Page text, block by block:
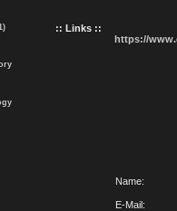
:: Links ::
https://
Name:
E-Mail: